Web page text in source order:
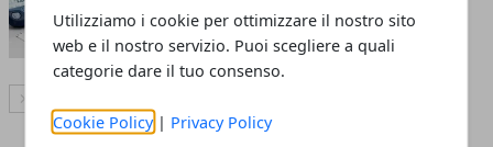
Utilizziamo i cookie per ottimizzare il nostro sito
web e il nostro servizio. Puoi scegliere a quali
categorie dare il tuo consenso.
Cookie Policy | Privacy Policy
Redazione- 27 dic 2024
Articolo Successivo